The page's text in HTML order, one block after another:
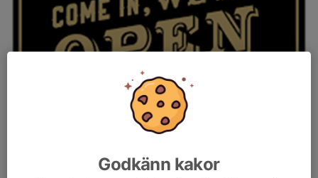
Godkänn kakor